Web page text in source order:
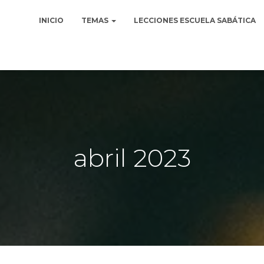
INICIO TEMAS LECCIONES ESCUELA SABÁTICA
abril 2023